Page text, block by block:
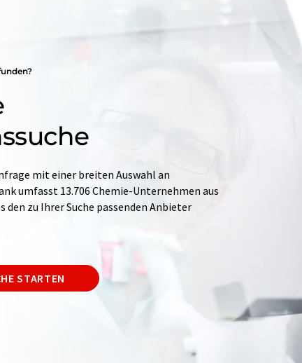
mit einer breiten Auswahl an
umfasst 13.706 Chemie-Unternehmen aus
zu Ihrer Suche passenden Anbieter
STARTEN